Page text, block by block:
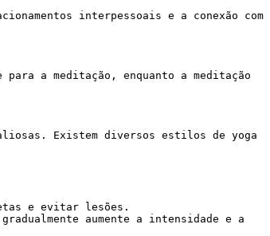
interpessoais e a conexão com
e evitar lesões.
aumente a intensidade e a